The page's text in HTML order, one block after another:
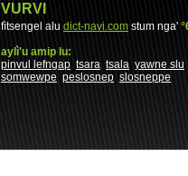
VURVI
fìtsengel alu dict-navi.com stum nga'
aylì'u amip lu:
pinvul lefngap tsara tsala yawne slu
somwewpe peslosnep slosneppe